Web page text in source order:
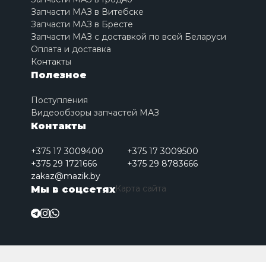
Запчасти МАЗ в Витебске
Запчасти МАЗ в Бресте
Запчасти МАЗ с доставкой по всей Беларуси
Оплата и доставка
Контакты
Полезное
Поступления
Видеообзоры запчастей МАЗ
Контакты
+375 17 3009400
+375 17 3009500
+375 29 1721666
+375 29 8783666
zakaz@mazik.by
Мы в соцсетяхКарта сайта